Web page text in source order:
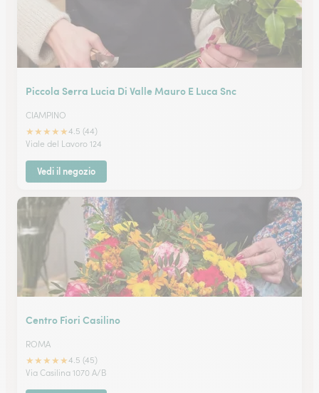
Piccola Serra Lucia Di Valle Mauro E Luca Snc
CIAMPINO
★★★★★4.5 (44)
Viale del Lavoro 124
Vedi il negozio
Centro Fiori Casilino
ROMA
★★★★★4.5 (45)
Via Casilina 1070 A/B